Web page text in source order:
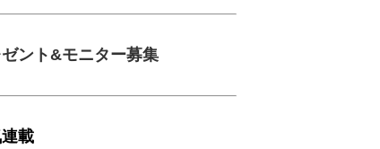
ント&モニター募集
載